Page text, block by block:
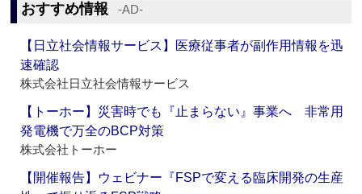
おすすめ情報 ‐AD‐
【日立社会情報サービス】医療従事者が副作用情報を迅
速確認
株式会社日立社会情報サービス
【トーホー】災害時でも『止まらない』事業へ 非常用
発電機で万全のBCP対策
株式会社トーホー
【開催報告】ウェビナー『FSPで変える臨床開発の生産